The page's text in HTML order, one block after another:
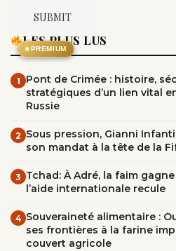
★PREMIUM
LES PLUS LUS
1
Pont de Crimée : histoire,
stratégiques d’un lien vital
Russie
2 Sous pression, Gianni
son mandat à la tête de la
3 Tchad: À Adré, la faim
l’aide internationale recule
4 Souveraineté alimentaire :
ses frontières à la farine
couvert agricole